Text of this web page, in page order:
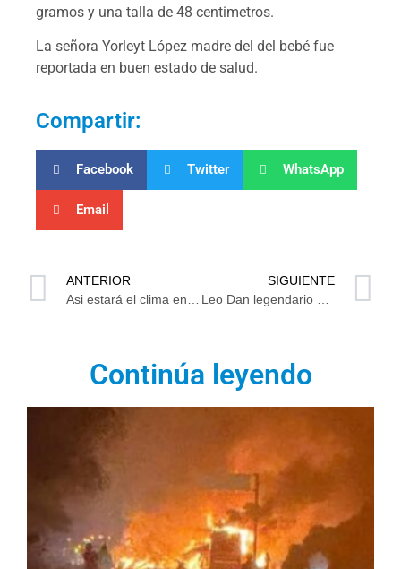
gramos y una talla de 48 centimetros.
La señora Yorleyt López madre del del bebé fue
reportada en buen estado de salud.
Compartir:
Facebook Twitter WhatsApp
Email
ANTERIOR
SIGUIENTE
Continúa leyendo